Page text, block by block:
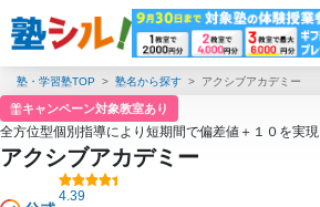
塾・学習塾TOP 塾名から探す アクシブアカデミー
キャンペーン対象教室あり
全方位型個別指導により短期間で偏差値＋１０を実現
アクシブアカデミー
4.39